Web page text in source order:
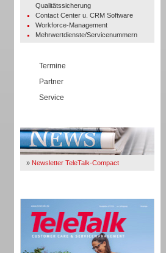
Qualitätssicherung
Contact Center u. CRM Software
Workforce-Management
Mehrwertdienste/Servicenummern
Termine
Partner
Service
» Newsletter TeleTalk-Compact